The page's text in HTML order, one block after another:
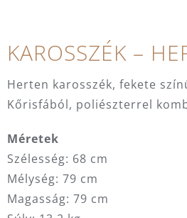
KAROSSZÉK –
Herten karosszék, fekete
Kőrisfából, poliészterrel
Méretek
Szélesség: 68 cm
Mélység: 79 cm
Magasság: 79 cm